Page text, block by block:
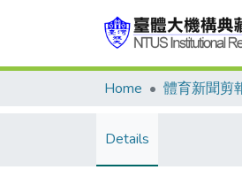
Home 體育新聞剪
Details